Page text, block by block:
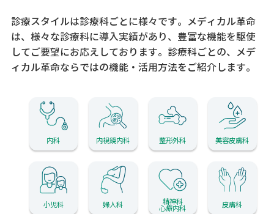
診療スタイルは診療科ごとに様々です。メディカル革命
は、様々な診療科に導入実績があり、 豊富な機能を駆使
してご要望にお応えしております。 診療科ごとの、メデ
ィカル革命ならではの機能・活用方法をご紹介します。
内科 内視鏡内科 整形外科 美容皮膚科
小児科 婦人科 精神科
心療内科 皮膚科